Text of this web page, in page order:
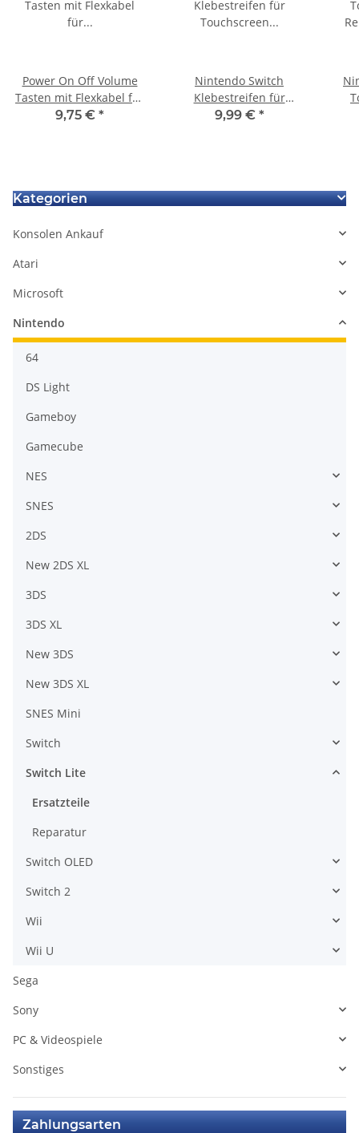
Power On Off Volume
Tasten mit Flexkabel für
Nintendo Switch
9,75 € *
Nintendo Switch
Klebestreifen für
Touchscreen Scheibe
9,99 € *
Kategorien
Konsolen Ankauf
Atari
Microsoft
Nintendo
64
DS Light
Gameboy
Gamecube
NES
SNES
2DS
New 2DS XL
3DS
3DS XL
New 3DS
New 3DS XL
SNES Mini
Switch
Switch Lite
Ersatzteile
Reparatur
Switch OLED
Switch 2
Wii
Wii U
Sega
Sony
PC & Videospiele
Sonstiges
Zahlungsarten